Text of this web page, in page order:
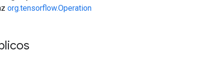
org.tensorflow.Operation